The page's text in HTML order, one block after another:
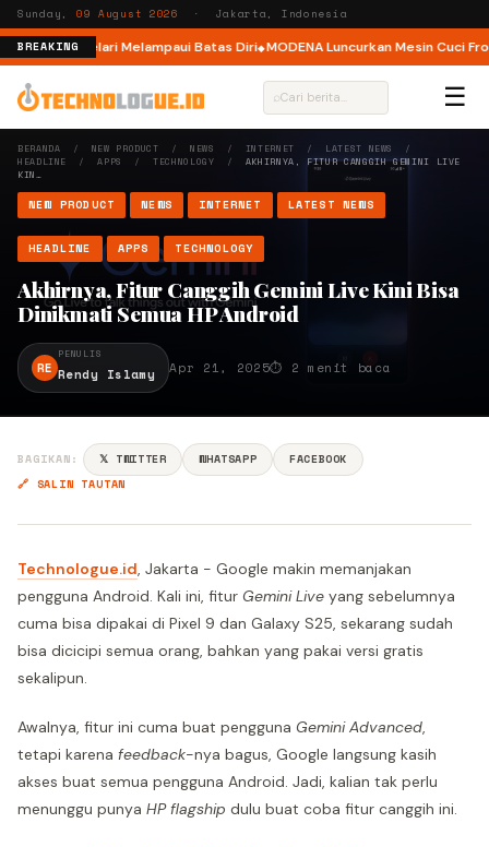
Sunday, 09 August 2026 · Jakarta, Indonesia
BREAKING
Ajak Pelari Melampaui Batas Diri MODENA Luncurkan Mesin Cuci
⌕ ☰
BERANDA / NEW PRODUCT / NEWS / INTERNET / LATEST NEWS
/
HEADLINE /APPS /TECHNOLOGY / AKHIRNYA, FITUR CANGGIH GEMINI LIVE
KIN…
NEW PRODUCT NEWS INTERNET LATEST NEWS
HEADLINE APPS TECHNOLOGY
Akhirnya, Fitur Canggih Gemini Live Kini Bisa
Dinikmati Semua HP Android
RE
PENULIS
Rendy Islamy Apr 21, 2025⏱ 2 menit baca
BAGIKAN: 𝕏 TWITTER WHATSAPP
FACEBOOK
🔗 SALIN TAUTAN
Technologue.id, Jakarta - Google makin memanjakan
pengguna Android. Kali ini, fitur Gemini Live yang sebelumnya
cuma bisa dipakai di Pixel 9 dan Galaxy S25, sekarang sudah
bisa dicicipi semua orang, bahkan yang pakai versi gratis
sekalipun.
Awalnya, fitur ini cuma buat pengguna Gemini Advanced,
tetapi karena feedback-nya bagus, Google langsung kasih
akses buat semua pengguna Android. Jadi, kalian tak perlu
menunggu punya HP flagship dulu buat coba fitur canggih ini.